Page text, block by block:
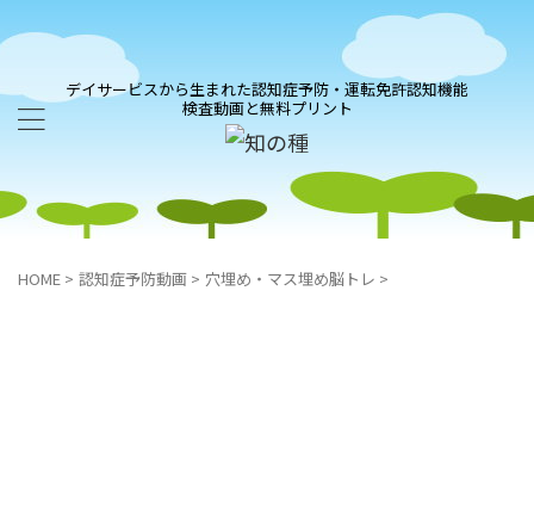
デイサービスから生まれた認知症予防・運転免許認知機能
検査動画と無料プリント
HOME > 認知症予防動画 > 穴埋め・マス埋め脳トレ >